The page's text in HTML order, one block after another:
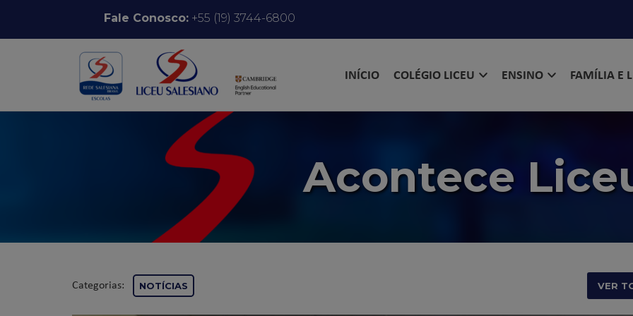
Pular para o conteúdoFale Conosco:+55 (19) 3744-6800
INÍCIO COLÉGIO LICEU ENSINO FAMÍLIA E
Acontece
Categorias: NOTÍCIAS VER